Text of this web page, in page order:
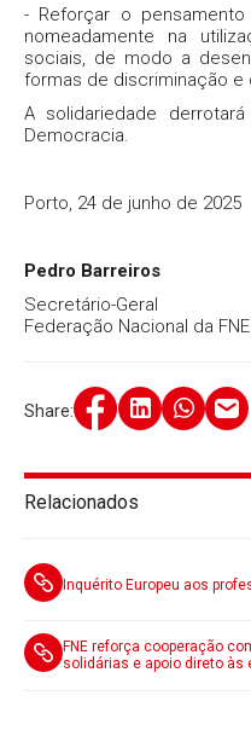
Relacionados
Inquérito Europeu aos
FNE reforça cooperação
solidárias e apoio direto às
- Reforçar o
nomeadamente na
sociais, de modo a
formas de discriminação e
A solidariedade
Democracia.
Porto, 24 de junho de 2025
Pedro Barreiros
Secretário-Geral
Federação Nacional da
Share: